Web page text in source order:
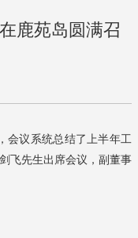
鹿苑岛圆满召
议系统总结了上半年工
飞先生出席会议，副董事